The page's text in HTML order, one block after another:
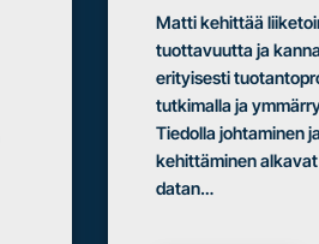
Matti kehittää
tuottavuutta ja
erityisesti
tutkimalla ja
Tiedolla johtaminen
kehittäminen
datan…